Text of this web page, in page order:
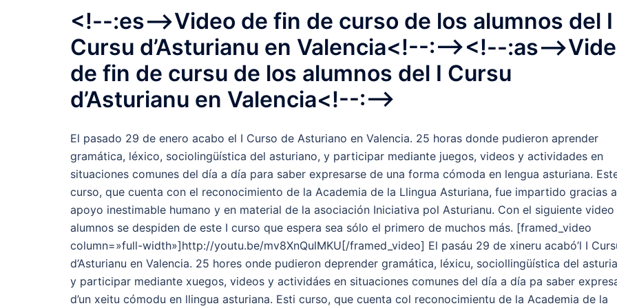
<!--:es-->Video de fin de curso de los alumnos del I
Cursu d’Asturianu en Valencia<!--:--><!--:as--
de fin de cursu de los alumnos del I Cursu
d’Asturianu en Valencia<!--:-->
El pasado 29 de enero acabo el I Curso de Asturiano en Valencia. 25 horas donde pudieron aprender
gramática, léxico, sociolingüística del asturiano, y participar mediante juegos, videos y actividades en
situaciones comunes del día a día para saber expresarse de una forma cómoda en lengua asturiana.
curso, que cuenta con el reconocimiento de la Academia de la Llingua Asturiana, fue impartido gracias
apoyo inestimable humano y en material de la asociación Iniciativa pol Asturianu. Con el siguiente video
alumnos se despiden de este I curso que espera sea sólo el primero de muchos más. [framed_video
column=»full-width»]http://youtu.be/mv8XnQulMKU[/framed_video] El pasáu 29 de xineru acabó’l I
d’Asturianu en Valencia. 25 hores onde pudieron deprender gramática, léxicu, sociollingüística del
y participar mediante xuegos, videos y actividáes en situaciones comunes del día a día pa saber
d’un xeitu cómodu en llingua asturiana. Esti curso, que cuenta col reconocimientu de la Academia de la